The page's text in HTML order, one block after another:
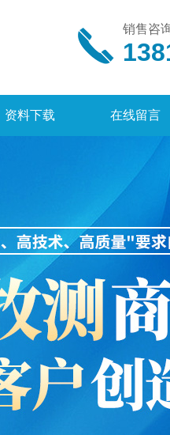
销售咨
资料下载 在线留言